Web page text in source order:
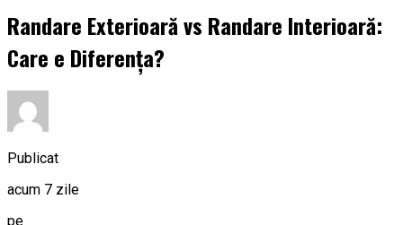
Randare Exterioară vs Randare Interioară:
Care e Diferența?
Publicat
acum 7 zile
pe